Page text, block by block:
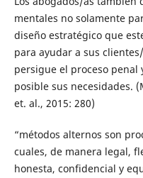
mentales no solamente
diseño estratégico que
para ayudar a sus
persigue el proceso
posible sus necesidades.
et. al., 2015: 280)
“métodos alternos son
cuales, de manera legal,
honesta, confidencial y